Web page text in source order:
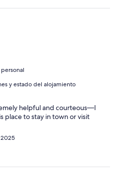
y estado del alojamiento
helpful and courteous—I
place to stay in town or visit